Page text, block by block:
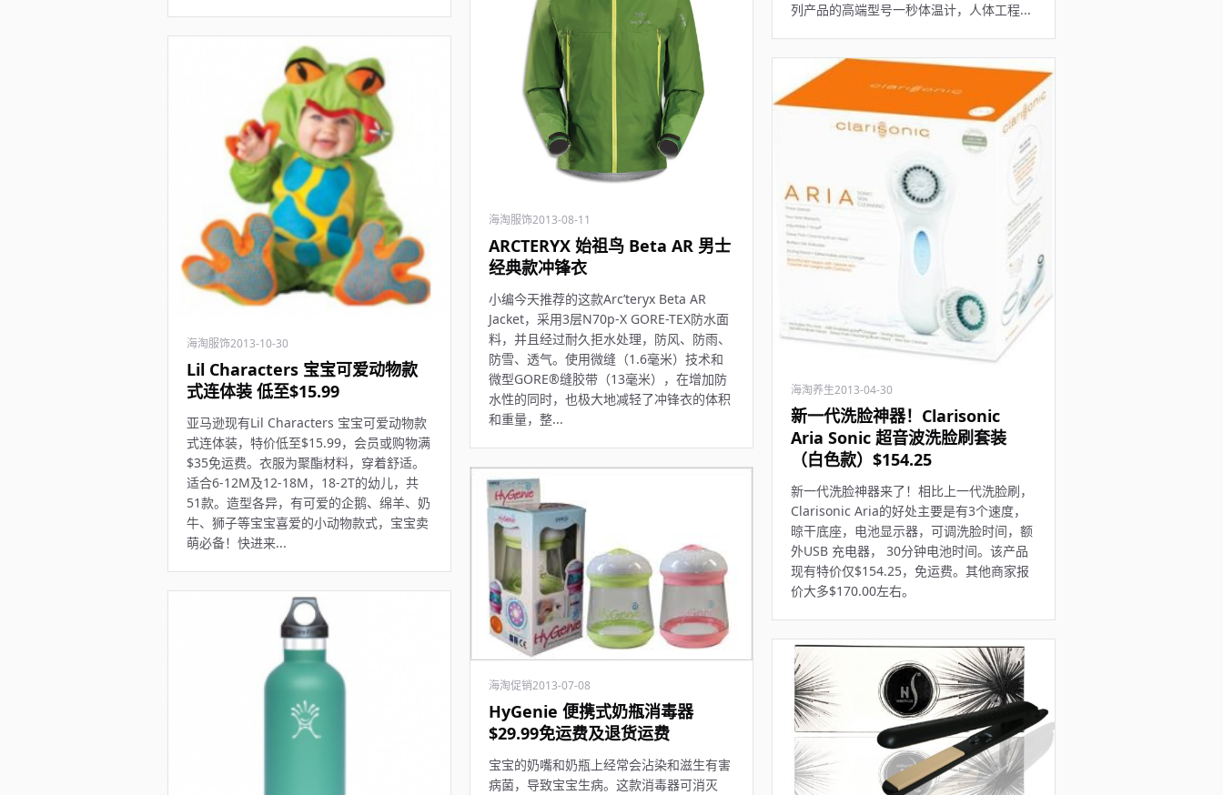
海淘服饰2013-10-30
Lil Characters 宝宝可爱动物款
式连体装 低至$15.99
亚马逊现有Lil Characters 宝宝可爱动物款
式连体装，特价低至$15.99，会员或购物满
$35免运费。衣服为聚酯材料，穿着舒适。
适合6-12M及12-18M，18-2T的幼儿，共
51款。造型各异，有可爱的企鹅、绵羊、奶
牛、狮子等宝宝喜爱的小动物款式，宝宝卖
萌必备！快进来...
海淘服饰2013-08-11
ARCTERYX 始祖鸟 Beta AR 男士
经典款冲锋衣
小编今天推荐的这款Arc’teryx Beta AR
Jacket，采用3层N70p-X GORE-TEX防水面
料，并且经过耐久拒水处理，防风、防雨、
防雪、透气。使用微缝（1.6毫米）技术和
微型GORE®缝胶带（13毫米），在增加防
水性的同时，也极大地减轻了冲锋衣的体积
和重量，整...
海淘促销2013-07-08
HyGenie 便携式奶瓶消毒器
$29.99免运费及退货运费
宝宝的奶嘴和奶瓶上经常会沾染和滋生有害
病菌，导致宝宝生病。这款消毒器可消灭
列产品的高端型号一秒体温计，人体工程...
海淘养生2013-04-30
新一代洗脸神器！Clarisonic
Aria Sonic 超音波洗脸刷套装
（白色款）$154.25
新一代洗脸神器来了！相比上一代洗脸刷，
Clarisonic Aria的好处主要是有3个速度，
晾干底座，电池显示器，可调洗脸时间，额
外USB 充电器， 30分钟电池时间。该产品
现有特价仅$154.25，免运费。其他商家报
价大多$170.00左右。